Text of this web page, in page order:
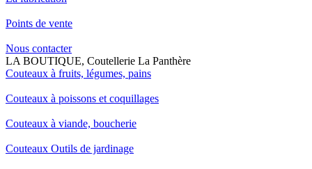
Points de vente
Nous contacter
LA BOUTIQUE, Coutellerie La Panthère
Couteaux à fruits, légumes, pains
Couteaux à poissons et coquillages
Couteaux à viande, boucherie
Couteaux Outils de jardinage